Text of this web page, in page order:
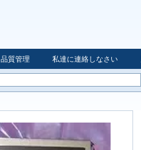
品質管理 私達に連絡しなさい